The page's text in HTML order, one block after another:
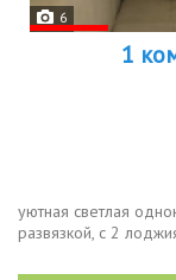
6
1
уютная светлая
развязкой, с 2